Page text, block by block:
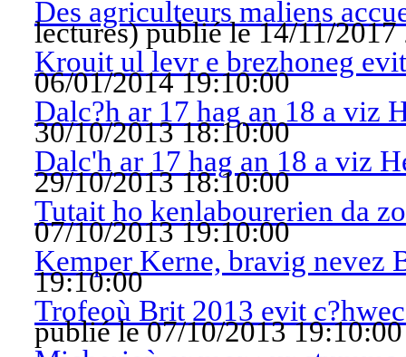
Des agriculteurs maliens
lectures)publié le 14/11/2017
Krouit ul levr e brezhoneg
06/01/2014 19:10:00
Dalc?h ar 17 hag an 18 a viz
30/10/2013 18:10:00
Dalc'h ar 17 hag an 18 a viz
29/10/2013 18:10:00
Tutait ho kenlabourerien da
07/10/2013 19:10:00
Kemper Kerne, bravig nevez
19:10:00
Trofeoù Brit 2013 evit
publié le 07/10/2013 19:10:00